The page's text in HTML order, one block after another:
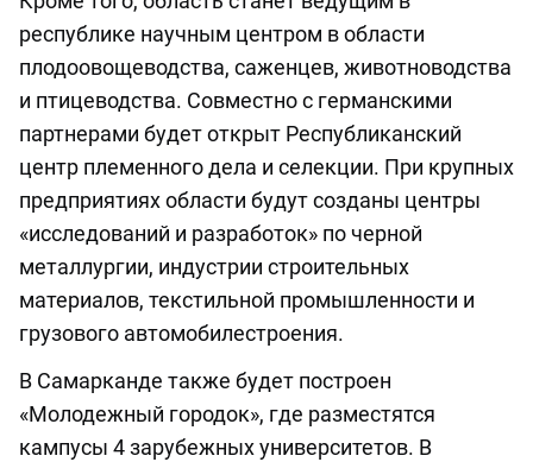
республике научным центром в области
плодоовощеводства, саженцев, животноводства
и птицеводства. Совместно с германскими
партнерами будет открыт Республиканский
центр племенного дела и селекции. При крупных
предприятиях области будут созданы центры
«исследований и разработок» по черной
металлургии, индустрии строительных
материалов, текстильной промышленности и
грузового автомобилестроения.
В Самарканде также будет построен
«Молодежный городок», где разместятся
кампусы 4 зарубежных университетов. В